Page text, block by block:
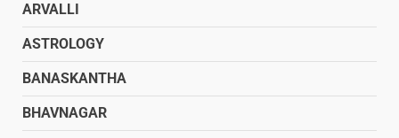
ARVALLI
ASTROLOGY
BANASKANTHA
BHAVNAGAR